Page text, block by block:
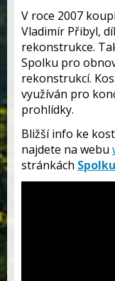
V roce 2007
Vladimír Přibyl,
rekonstrukce.
Spolku pro
rekonstrukcí.
využíván pro
prohlídky.
Bližší info ke
najdete na webu
stránkách